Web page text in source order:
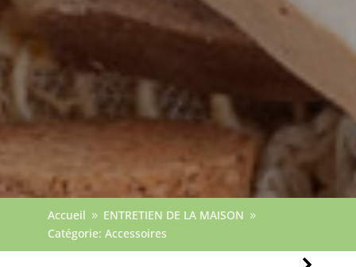
Accueil 9 ENTRETIEN DE LA MAISON 9
Catégorie: Accessoires